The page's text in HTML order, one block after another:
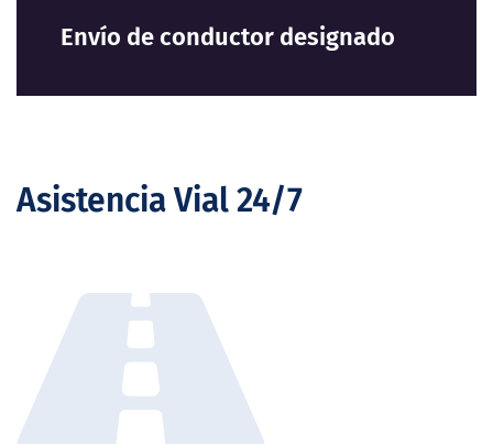
Inspección de Automóviles para
Asistencia Vial 24/7